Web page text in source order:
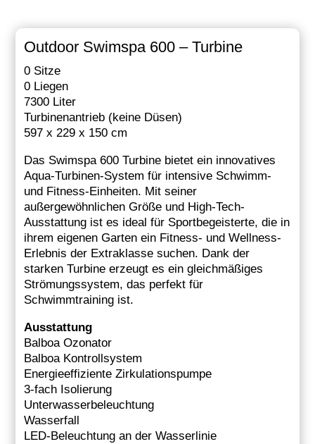
Outdoor Swimspa 600 – Turbine
0 Sitze
0 Liegen
7300 Liter
Turbinenantrieb (keine Düsen)
597 x 229 x 150 cm
Das Swimspa 600 Turbine bietet ein innovatives
Aqua-Turbinen-System für intensive Schwimm-
und Fitness-Einheiten. Mit seiner
außergewöhnlichen Größe und High-Tech-
Ausstattung ist es ideal für Sportbegeisterte, die in
ihrem eigenen Garten ein Fitness- und Wellness-
Erlebnis der Extraklasse suchen. Dank der
starken Turbine erzeugt es ein gleichmäßiges
Strömungssystem, das perfekt für
Schwimmtraining ist.
Ausstattung
Balboa Ozonator
Balboa Kontrollsystem
Energieeffiziente Zirkulationspumpe
3-fach Isolierung
Unterwasserbeleuchtung
Wasserfall
LED-Beleuchtung an der Wasserlinie